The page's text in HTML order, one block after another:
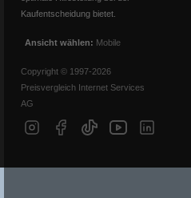
Kaufentscheidung bietet.
Ansicht wählen: Mobile
Copyright © 1997-2026
Preisvergleich Internet Services
AG